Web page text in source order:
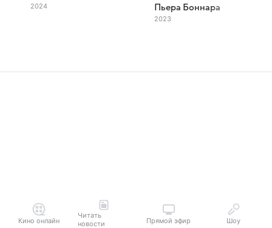
2024
Пьера Боннара
2023
Кино онлайн
Читать
новости
Прямой эфир Шоу